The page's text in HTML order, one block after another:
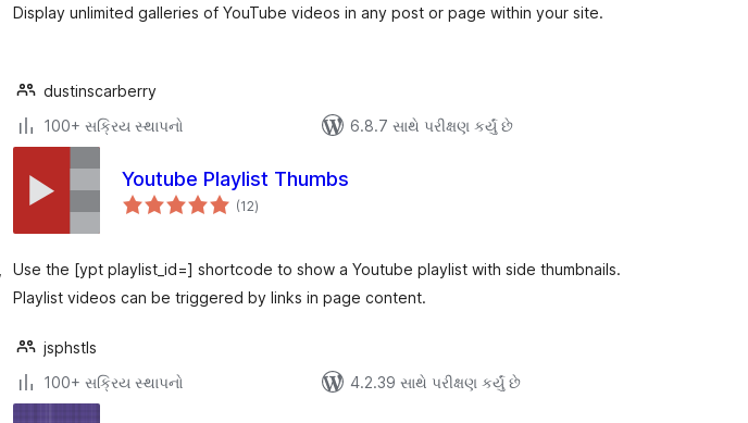
Display unlimited galleries of YouTube videos in any post or page within your site.
dustinscarberry
100+ સક્રિય સ્થાપનો
6.8.7 સાથે પરીક્ષણ કર્યું છે
Youtube Playlist Thumbs
(12કુલ
રેટિંગ્સ
)
Use the [ypt playlist_id=] shortcode to show a Youtube playlist with side thumbnails.
Playlist videos can be triggered by links in page content.
jsphstls
100+ સક્રિય સ્થાપનો
4.2.39 સાથે પરીક્ષણ કર્યું છે